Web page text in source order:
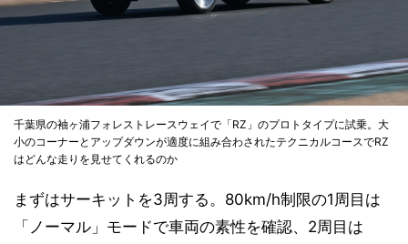
千葉県の袖ヶ浦フォレストレースウェイで「RZ」のプロトタイプに試乗。大
小のコーナーとアップダウンが適度に組み合わされたテクニカルコースでRZ
はどんな走りを見せてくれるのか
まずはサーキットを3周する。80km/h制限の1周目は
「ノーマル」モードで車両の素性を確認、2周目は